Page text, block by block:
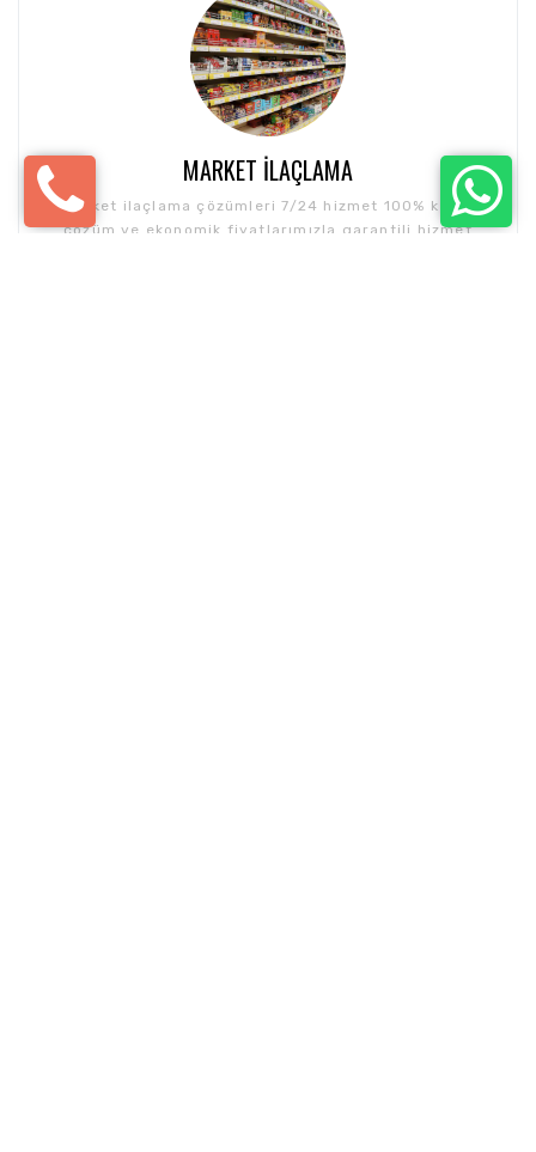
MARKET İLAÇLAMA
Market ilaçlama çözümleri 7/24 hizmet 100% kesin
çözüm ve ekonomik fiyatlarımızla garantili hizmet